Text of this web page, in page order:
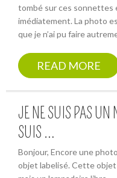
tombé sur ces sonnettes
imédiatement. La photo
que je n’ai pu faire
READ MORE
JE NE SUIS PAS UN
SUIS …
Bonjour, Encore une
objet labelisé. Cette objet